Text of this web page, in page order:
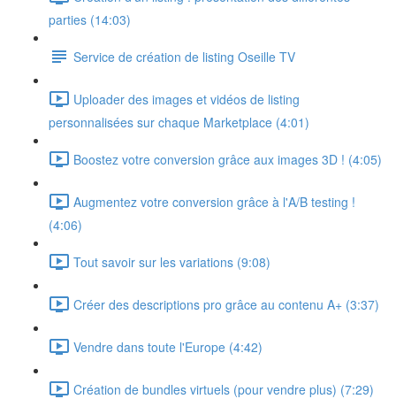
parties (14:03)
Service de création de listing Oseille TV
Uploader des images et vidéos de listing
personnalisées sur chaque Marketplace (4:01)
Boostez votre conversion grâce aux images 3D ! (4:05)
Augmentez votre conversion grâce à l'A/B testing !
(4:06)
Tout savoir sur les variations (9:08)
Créer des descriptions pro grâce au contenu A+ (3:37)
Vendre dans toute l'Europe (4:42)
Création de bundles virtuels (pour vendre plus) (7:29)